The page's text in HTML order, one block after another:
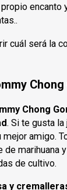
encanto
cuál será la
Chong
Chong
. Si te gusta
amigo.
marihuana
de cultivo.
y